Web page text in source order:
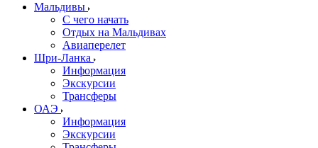
Мальдивы
С чего начать
Отдых на Мальдивах
Авиаперелет
Шри-Ланка
Информация
Экскурсии
Трансферы
ОАЭ
Информация
Экскурсии